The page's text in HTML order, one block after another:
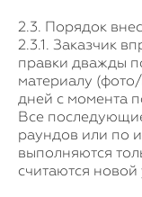
2.3. Порядок
2.3.1. Заказчик
правки дважды
материалу
дней с момента
Все
раундов или по
выполняются
считаются новой